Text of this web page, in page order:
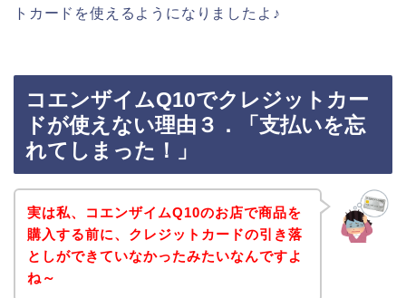
トカードを使えるようになりましたよ♪
コエンザイムQ10でクレジットカー
ドが使えない理由３．「支払いを忘
れてしまった！」
実は私、コエンザイムQ10のお店で商品を
購入する前に、クレジットカードの引き落
としができていなかったみたいなんですよ
ね～